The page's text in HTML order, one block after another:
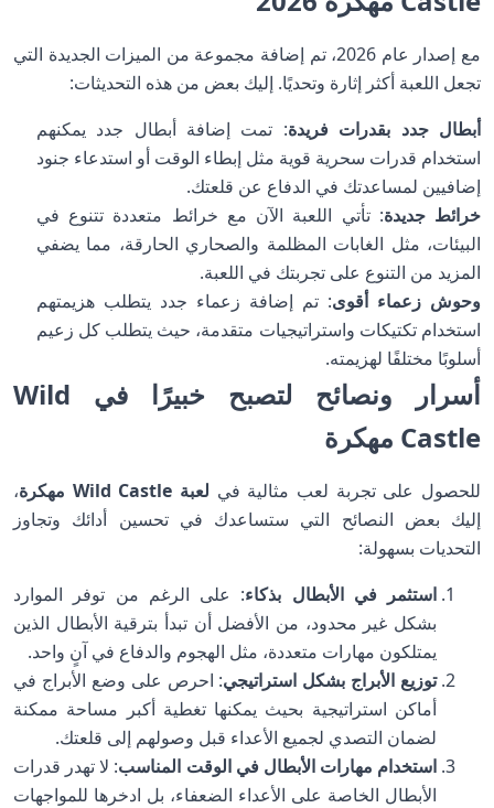
مع إصدار عام 2026، تم إضافة مجموعة من الميزات الجديدة التي
تجعل اللعبة أكثر إثارة وتحديًا. إليك بعض من هذه التحديثات:
أبطال جدد بقدرات فريدة: تمت إضافة أبطال جدد يمكنهم
استخدام قدرات سحرية قوية مثل إبطاء الوقت أو استدعاء جنود
إضافيين لمساعدتك في الدفاع عن قلعتك.
خرائط جديدة: تأتي اللعبة الآن مع خرائط متعددة تتنوع في
البيئات، مثل الغابات المظلمة والصحاري الحارقة، مما يضفي
المزيد من التنوع على تجربتك في اللعبة.
وحوش زعماء أقوى: تم إضافة زعماء جدد يتطلب هزيمتهم
استخدام تكتيكات واستراتيجيات متقدمة، حيث يتطلب كل زعيم
أسلوبًا مختلفًا لهزيمته.
أسرار ونصائح لتصبح خبيرًا في Wild
Castle مهكرة
للحصول على تجربة لعب مثالية في لعبة Wild Castle مهكرة
،
إليك بعض النصائح التي ستساعدك في تحسين أدائك وتجاوز
التحديات بسهولة:
استثمر في الأبطال بذكاء: على الرغم من توفر الموارد
بشكل غير محدود، من الأفضل أن تبدأ بترقية الأبطال الذين
يمتلكون مهارات متعددة، مثل الهجوم والدفاع في آنٍ واحد.
توزيع الأبراج بشكل استراتيجي: احرص على وضع الأبراج في
أماكن استراتيجية بحيث يمكنها تغطية أكبر مساحة ممكنة
لضمان التصدي لجميع الأعداء قبل وصولهم إلى قلعتك.
استخدام مهارات الأبطال في الوقت المناسب: لا تهدر قدرات
الأبطال الخاصة على الأعداء الضعفاء، بل ادخرها للمواجهات